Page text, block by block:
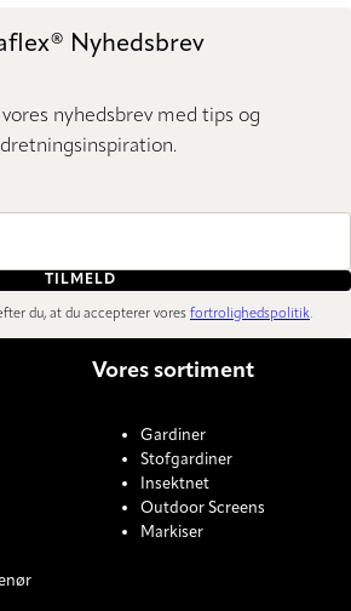
Nyhedsbrev
vores nyhedsbrev med tips og
TILMELD
du, at du accepterer vores fortrolighedspolitik.
Vores sortiment
Gardiner
Stofgardiner
Insektnet
Outdoor Screens
Markiser